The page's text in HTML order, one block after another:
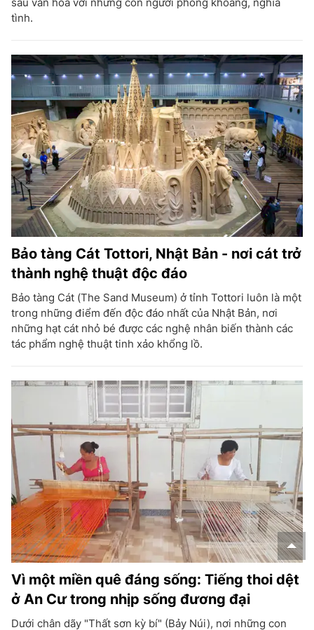
tình.
Bảo tàng Cát Tottori, Nhật Bản - nơi cát trở
thành nghệ thuật độc đáo
Bảo tàng Cát (The Sand Museum) ở tỉnh Tottori luôn là một
trong những điểm đến độc đáo nhất của Nhật Bản, nơi
những hạt cát nhỏ bé được các nghệ nhân biến thành các
tác phẩm nghệ thuật tinh xảo khổng lồ.
Vì một miền quê đáng sống: Tiếng thoi dệt
ở An Cư trong nhịp sống đương đại
Dưới chân dãy "Thất sơn kỳ bí" (Bảy Núi), nơi những con